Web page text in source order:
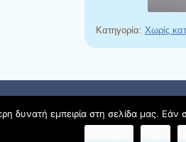
Κατηγορία: Χωρίς
εμπειρία στη σελίδα μας. Εάν